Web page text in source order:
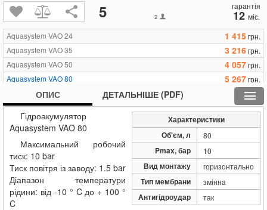
5 2
гарантія
12 міс.
Aquasystem VAO 24
1 415грн.
Aquasystem VAO 35
3 216грн.
Aquasystem VAO 50
4 057грн.
Aquasystem VAO 80
5 267грн.
Aquasystem VAO 100
7 077грн.
Aquasystem VAO 150
9 316грн.
Aquasystem VAO 200
13 927
ОПИС ДЕТАЛЬНІШЕ (PDF)
Характеристики
Об'єм, л
80
Pmax, бар 10
Вид монтажу горизонтально
Тип мембрани змінна
Антигідроудар так
Гідроакумулятор
Aquasystem VAO 80
Максимальний робочий
тиск: 10 bar
Тиск повітря із заводу: 1.5 bar
Діапазон температури
рідини: від -10 ° C до + 100 °
C